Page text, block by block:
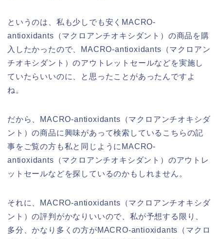
というのは、私も少しでも安くMACRO-
antioxidants（マクロアンチオキシダント）の商品を購
入したかったので、MACRO-antioxidants（マクロアン
チオキシダント）のアウトレットセールなどを実施し
ていたらいいのに、と思ったことがあったんですよ
ね。
だから、MACRO-antioxidants（マクロアンチオキシダ
ント）の商品に興味があって検索しているこちらの記
事をご覧の方も私と同じようにMACRO-
antioxidants（マクロアンチオキシダント）のアウトレ
ットセールなどを探しているのかもしれません。
それに、MACRO-antioxidants（マクロアンチオキシダ
ント）の評判がかなりいいので、私が予想する限り、
多分、かなり多くの方がMACRO-antioxidants（マクロ